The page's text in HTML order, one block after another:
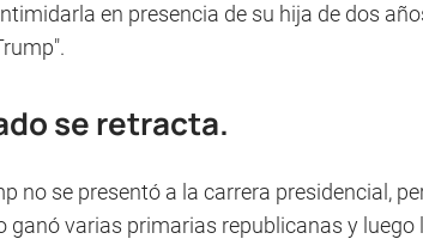
en presencia de su hija de dos
se retracta.
no se presentó a la carrera presidencial,
ganó varias primarias republicanas y